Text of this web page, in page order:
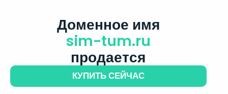
Доменное имя
sim-tum.ru
продается
КУПИТЬ СЕЙЧАС